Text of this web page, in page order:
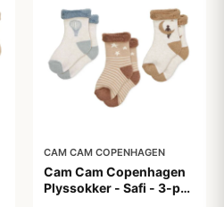
CAM CAM COPENHAGEN
Cam Cam Copenhagen
Plyssokker - Safi - 3-pak